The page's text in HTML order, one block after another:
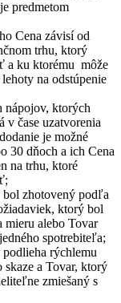
predmetom
Cena závisí od
trhu, ktorý
a ku ktorému môže
na odstúpenie
nápojov, ktorých
v čase uzatvorenia
je možné
30 dňoch a ich Cena
na trhu, ktoré
zhotovený podľa
ktorý bol
mieru alebo Tovar
spotrebiteľa;
rýchlemu
skaze a Tovar, ktorý
zmiešaný s